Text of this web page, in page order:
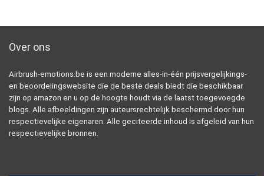
Over ons
Airbrush-emotions.be is een moderne alles-in-één prijsvergelijkings-
en beoordelingswebsite die de beste deals biedt die beschikbaar
zijn op amazon en u op de hoogte houdt via de laatst toegevoegde
blogs. Alle afbeeldingen zijn auteursrechtelijk beschermd door hun
respectievelijke eigenaren. Alle geciteerde inhoud is afgeleid van hun
respectievelijke bronnen.